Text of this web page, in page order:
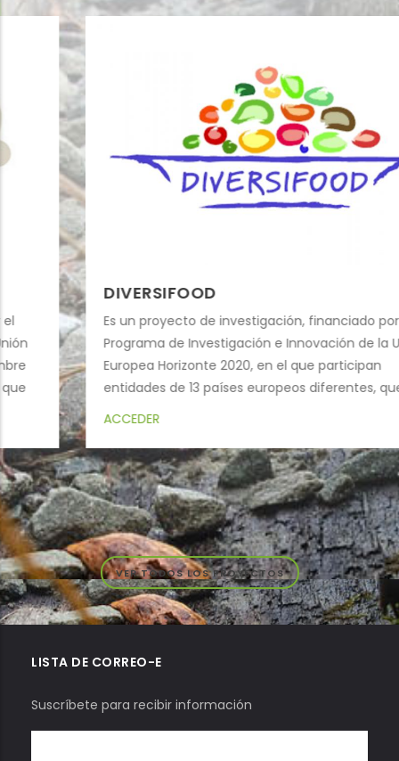
DIVERSIFOOD
Es un proyecto de investigación, financiado por el
Programa de Investigación e Innovación de la Unión
Europea Horizonte 2020, en el que participan
entidades de 13 países europeos diferentes, que
pretende, a través de redes multi-actor y en
diferentes sistemas campesinos, evaluar y
enriquecer la diversidad de las plantas cultivadas.
ACCEDER
VER TODOS LOS PROYECTOS
LISTA DE CORREO-E
Suscríbete para recibir información